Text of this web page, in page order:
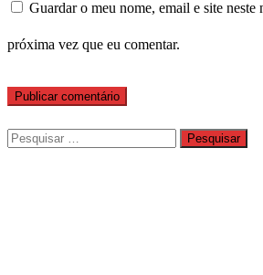
Guardar o meu nome, email e site neste
próxima vez que eu comentar.
Pesquisar
por: